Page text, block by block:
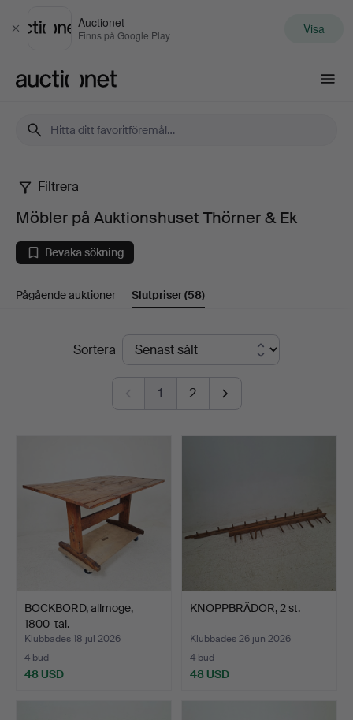
Stäng
Auctionet
Finns på Google Play Visa
Möbler
på
Auktionshuset
Thörner
Filtrera
Möbler på Auktionshuset Thörner & Ek
Bevaka sökning
Pågående auktioner Slutpriser(58)
SlutpriserSortera
1 2
BOCKBORD, allmoge,
1800-tal.
Klubbades 18 jul 2026
4 bud
48 USD
KNOPPBRÄDOR, 2 st.
Klubbades 26 jun 2026
4 bud
48 USD